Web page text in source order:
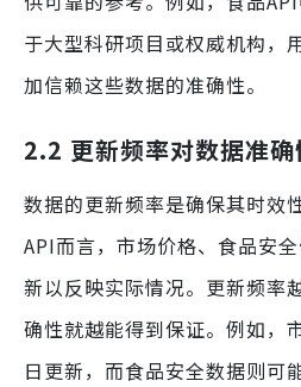
于大型科研项目或权威机构，
加信赖这些数据的准确性。
2.2 更新频率对数据准确
数据的更新频率是确保其时效
API而言，市场价格、食品安
新以反映实际情况。更新频率
确性就越能得到保证。例如，
日更新，而食品安全数据则可